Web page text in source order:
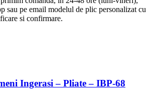
sau pe email modelul de plic personalizat cu
si confirmare.
Ingerasi – Pliate – IBP-68